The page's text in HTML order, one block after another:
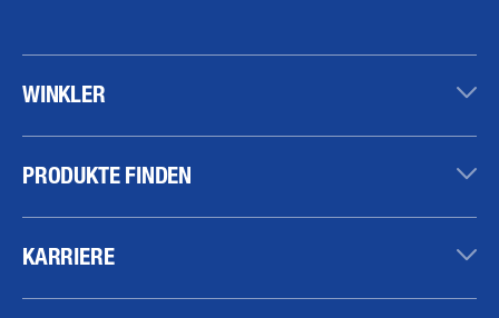
WINKLER
PRODUKTE FINDEN
KARRIERE